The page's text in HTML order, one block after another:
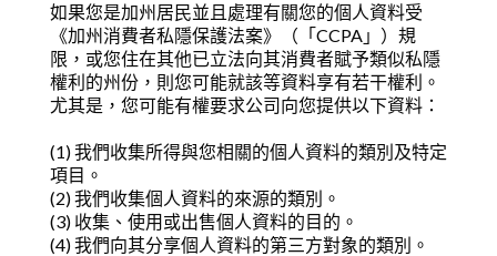
如果您是加州居民並且處理有關您的個人資料受
《加州消費者私隱保護法案》（「CCPA」）規
限，或您住在其他已立法向其消費者賦予類似私隱
權利的州份，則您可能就該等資料享有若干權利。
尤其是，您可能有權要求公司向您提供以下資料：
(1) 我們收集所得與您相關的個人資料的類別及特定
項目。
(2) 我們收集個人資料的來源的類別。
(3) 收集、使用或出售個人資料的目的。
(4) 我們向其分享個人資料的第三方對象的類別。